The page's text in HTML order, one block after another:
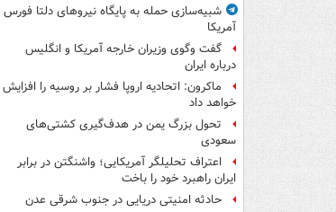
شبیه‌سازی حمله به پایگاه نیروهای دلتا فورس
آمریکا
گفت وگوی وزیران خارجه آمریکا و انگلیس
درباره ایران
ماکرون: اتحادیه اروپا فشار بر روسیه را افزایش
خواهد داد
تحول بزرگ یمن در هدف‌گیری کشتی‌های
سعودی
اعتراف تحلیلگر آمریکایی؛ واشنگتن در برابر
ایران راهبرد خود را باخت
حادثه امنیتی دریایی در جنوب شرقی عدن